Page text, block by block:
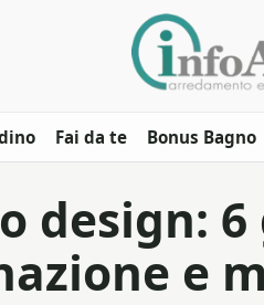
Fai da te Bonus Bagno
design:
e